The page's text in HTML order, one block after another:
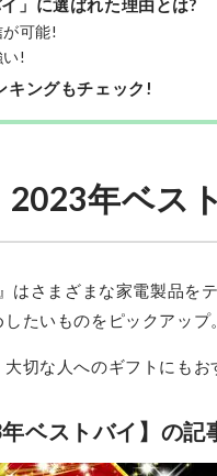
」に選ばれた理由とは?
可能!
!
ングもチェック!
2023年ベス
はさまざまな家電製品を
たいものをピックアッ
切な人へのギフトにもお
ベストバイ】の記
TP-